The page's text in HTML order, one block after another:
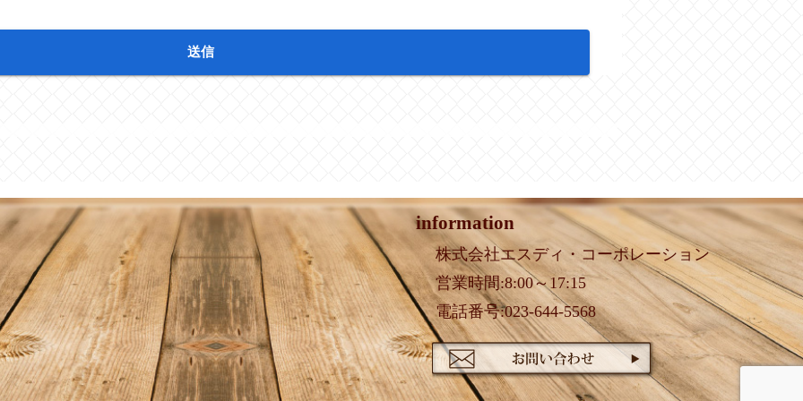
information
株式会社エスディ・コーポレーション
営業時間:8:00～17:15
電話番号:023-644-5568